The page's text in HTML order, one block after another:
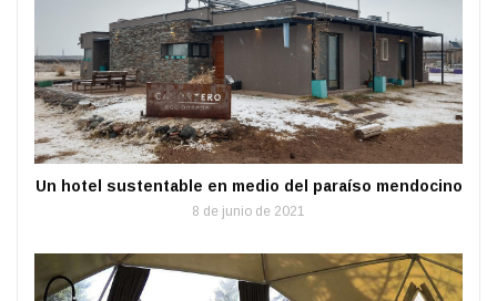
Un hotel sustentable en medio del paraíso mendocino
8 de junio de 2021